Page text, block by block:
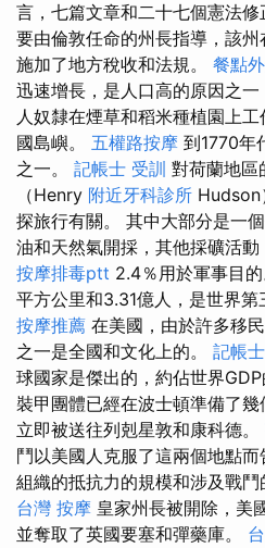
言，七篇文章和二十七個憲法
要由倫敦任命的州長指導，該
施加了地方稅收和法規。 餐點
迅速增長，是人口高的原因之
人奴隸在煙草和稻米種植園上
國​​島嶼。 五權路按摩 到1770年
之一。 記帳士 受訓 對荷蘭地區
（Henry 附近牙科診所 Hudson
探旅行有關。 其中大部分是一
油和天然氣開採，其他採礦活動
按摩排毒ptt 2.4％用於軍事目的
平方公里和3.31億人，是世界第
按摩推薦 在美國，由於許多移
之一是全國和文化上的。 記帳
球國家是傑出的，約佔世界
裝甲團體已經在波士頓準備了幾
立即被送往列剋星敦和康科德。
鬥以美國人克服了這兩個地點
組織的抵抗力的規模和涉及戰鬥
台灣 按摩 皇家州長被開除，美
並奪取了英國要塞和彈藥庫。